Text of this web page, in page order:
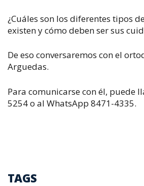
¿Cuáles son los diferentes tipos
existen y cómo deben ser sus
De eso conversaremos con el
Arguedas.
Para comunicarse con él, puede
5254 o al WhatsApp 8471-4335.
TAGS